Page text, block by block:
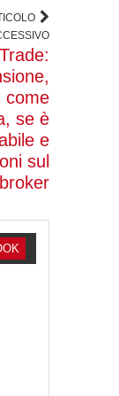
come
se è
e
sul
broker